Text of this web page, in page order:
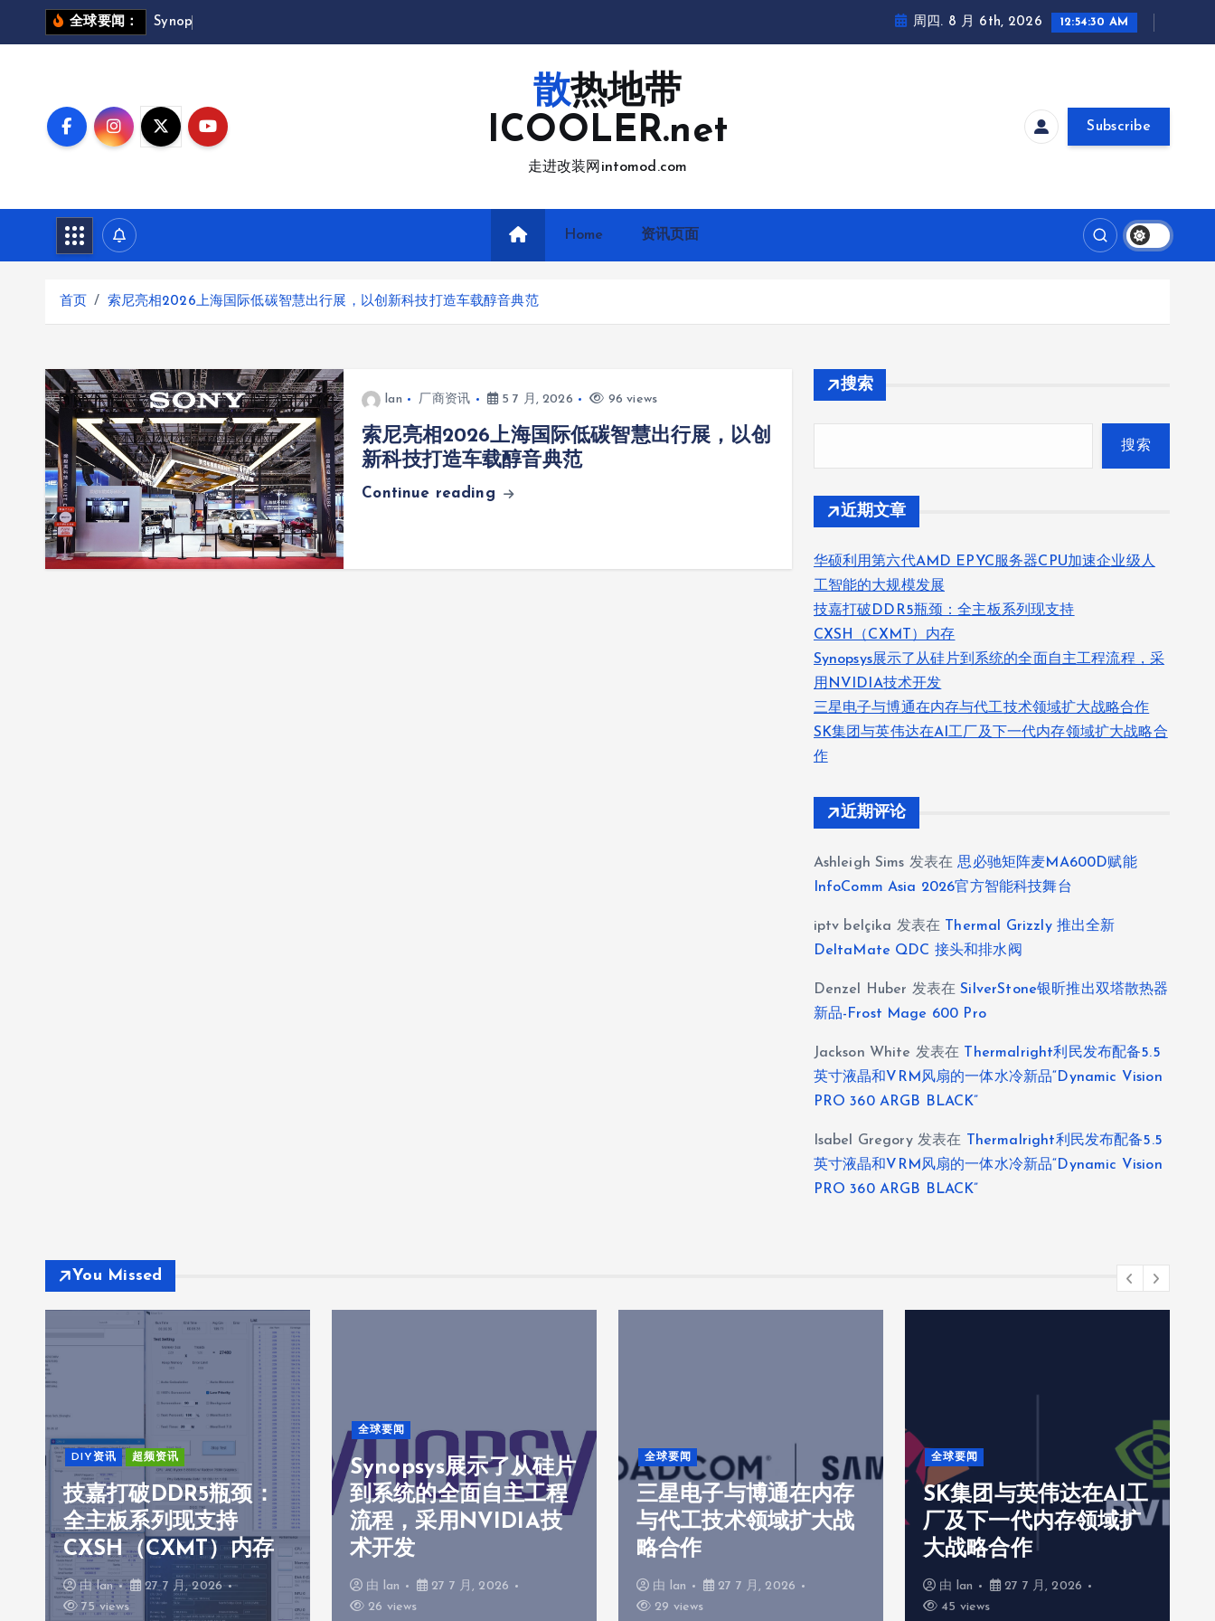
全球要闻： Sy nop 周四. 8 月 6th, 2026 12:54:31 AM
散热地带
ICOOLER.net
走进改装网intomod.com
Subscribe
Home 资讯页面
首页 索尼亮相2026上海国际低碳智慧出行展，以创新科技打造车载醇音典范
lan 厂商资讯 5 7 月, 2026 96 views
索尼亮相2026上海国际低碳智慧出行展，以创
新科技打造车载醇音典范
Continue reading
搜索
搜索
近期文章
华硕利用第六代AMD EPYC服务器CPU加速企业级人
工智能的大规模发展
技嘉打破DDR5瓶颈：全主板系列现支持
CXSH（CXMT）内存
Synopsys展示了从硅片到系统的全面自主工程流程，采
用NVIDIA技术开发
三星电子与博通在内存与代工技术领域扩大战略合作
SK集团与英伟达在AI工厂及下一代内存领域扩大战略合
作
近期评论
Ashleigh Sims 发表在思必驰矩阵麦MA600D赋能
InfoComm Asia 2026官方智能科技舞台
iptv belçika 发表在
Thermal Grizzly 推出全新
DeltaMate QDC 接头和排水阀
Denzel Huber 发表在SilverStone银昕推出双塔散热器
新品-Frost Mage 600 Pro
Jackson White 发表在
Thermalright利民发布配备5.5
英寸液晶和VRM风扇的一体水冷新品“Dynamic Vision
PRO 360 ARGB BLACK”
Isabel Gregory发表在
Thermalright利民发布配备5.5
英寸液晶和VRM风扇的一体水冷新品“Dynamic Vision
PRO 360 ARGB BLACK”
You Missed
DIY资讯 超频资讯
技嘉打破DDR5瓶颈：
全主板系列现支持
CXSH（CXMT）内存
由lan
27 7 月, 2026
75 views
全球要闻
Synopsys展示了从硅片
到系统的全面自主工程
流程，采用NVIDIA技
术开发
由 lan
27 7 月, 2026
26 views
全球要闻
三星电子与博通在内存
与代工技术领域扩大战
略合作
由 lan
27 7 月, 2026
29 views
全球要闻
SK集团与英伟达在AI工
厂及下一代内存领域扩
大战略合作
由 lan
27 7 月, 2026
45 views